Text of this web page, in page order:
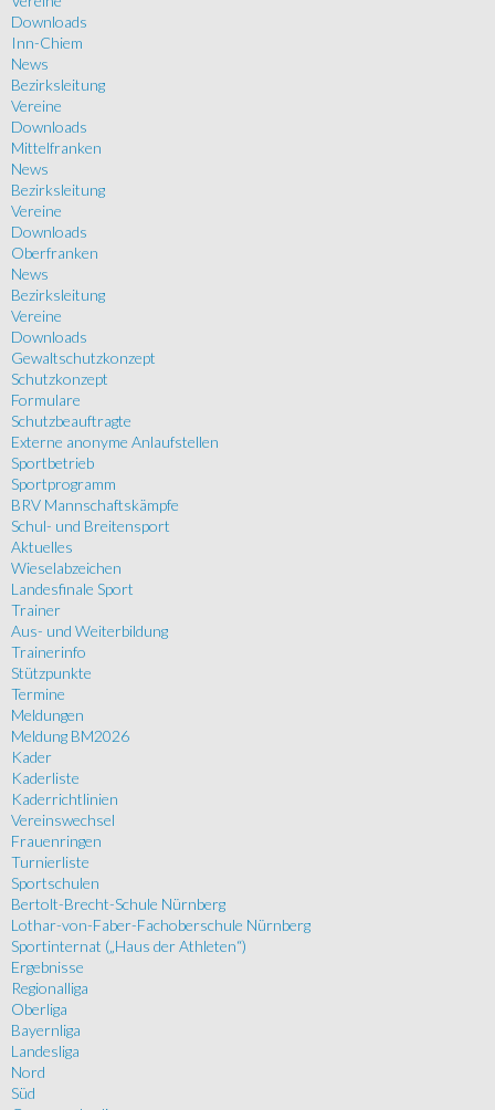
Downloads
Inn-Chiem
News
Bezirksleitung
Vereine
Downloads
Mittelfranken
News
Bezirksleitung
Vereine
Downloads
Oberfranken
News
Bezirksleitung
Vereine
Downloads
Gewaltschutzkonzept
Schutzkonzept
Formulare
Schutzbeauftragte
Externe anonyme Anlaufstellen
Sportbetrieb
Sportprogramm
BRV Mannschaftskämpfe
Schul- und Breitensport
Aktuelles
Wieselabzeichen
Landesfinale Sport
Trainer
Aus- und Weiterbildung
Trainerinfo
Stützpunkte
Termine
Meldungen
Meldung BM2026
Kader
Kaderliste
Kaderrichtlinien
Vereinswechsel
Frauenringen
Turnierliste
Sportschulen
Bertolt-Brecht-Schule Nürnberg
Lothar-von-Faber-Fachoberschule Nürnberg
Sportinternat („Haus der Athleten“)
Ergebnisse
Regionalliga
Oberliga
Bayernliga
Landesliga
Nord
Süd